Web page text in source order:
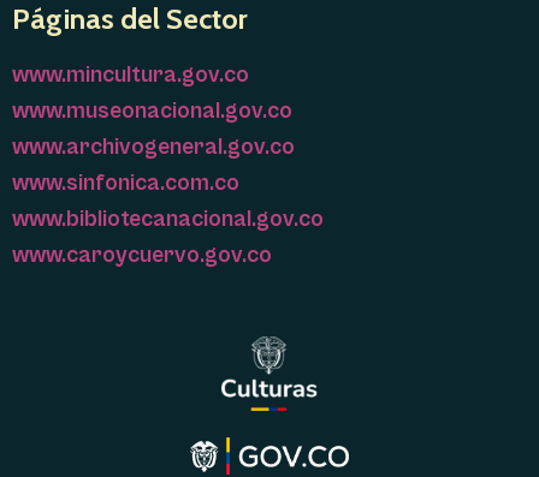
Páginas del Sector
www.mincultura.gov.co
www.museonacional.gov.co
www.archivogeneral.gov.co
www.sinfonica.com.co
www.bibliotecanacional.gov.co
www.caroycuervo.gov.co